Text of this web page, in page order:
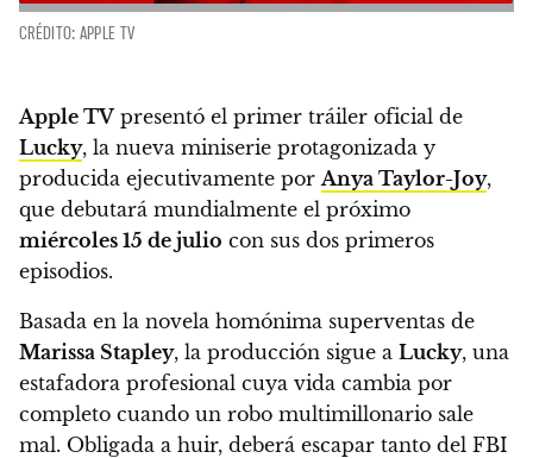
CRÉDITO: APPLE TV
Apple TVpresentó el primer tráiler oficial de
Lucky, la nueva miniserie protagonizada y
producida ejecutivamente por Anya Taylor-Joy,
que debutará mundialmente el próximo
miércoles 15 de julio con sus dos primeros
episodios.
Basada en la novela homónima superventas de
Marissa Stapley, la producción sigue a Lucky, una
estafadora profesional cuya vida cambia por
completo cuando un robo multimillonario sale
mal. Obligada a huir, deberá escapar tanto del FBI